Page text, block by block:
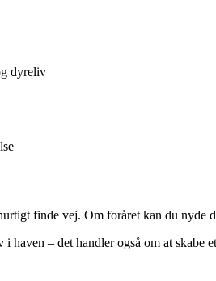
dyreliv
finde vej. Om foråret kan du nyde
– det handler også om at